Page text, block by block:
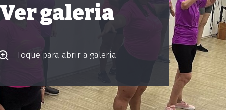
Ver galeria
Toque para abrir a galeria